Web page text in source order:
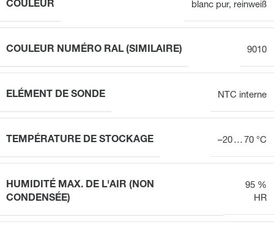
COULEUR blanc pur, reinweiß
COULEUR NUMÉRO RAL (SIMILAIRE) 9010
ELÉMENT DE SONDE NTC interne
TEMPÉRATURE DE STOCKAGE –20 … 70 °C
HUMIDITÉ MAX. DE L'AIR (NON
CONDENSÉE)
95 %
HR